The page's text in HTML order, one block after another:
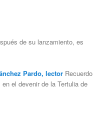
de su lanzamiento, es
Pardo, lectorRecuerdo
el devenir de la Tertulia de